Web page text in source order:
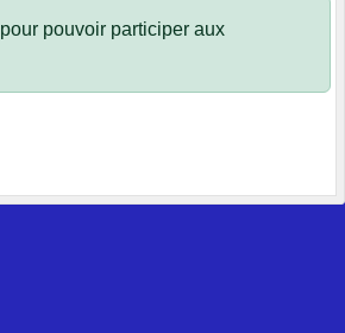
pour pouvoir participer aux